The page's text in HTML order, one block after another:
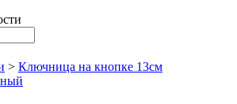
> Ключница на кнопке 13см